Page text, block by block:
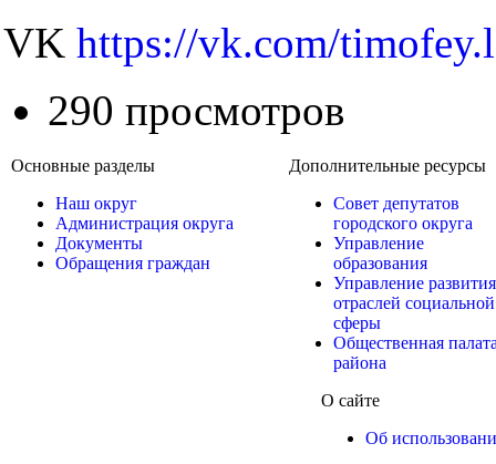
VK https://vk.com/
290 просмотров
Основные разделы
Наш округ
Администрация округа
Документы
Обращения граждан
Дополнительные ресурсы
Совет депутатов
городского округа
Управление
образования
Управление развития
отраслей социальной
сферы
Общественная
района
О сайте
Об